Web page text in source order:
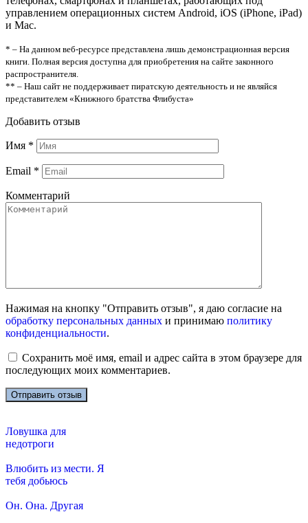
управлением операционных систем Android, iOS (iPhone, iPad)
и Mac.
* – На данном веб-ресурсе представлена лишь демонстрационная версия
книги. Полная версия доступна для приобретения на сайте законного
распространителя.
** – Наш сайт не поддерживает пиратскую деятельность и не являйся
представителем «Книжного братства Флибуста»
Добавить отзыв
Имя *
Email *
Комментарий
Нажимая на кнопку "Отправить отзыв", я даю согласие на
обработку персональных данных и принимаю политику
конфиденциальности.
Сохранить моё имя, email и адрес сайта в этом браузере для
последующих моих комментариев.
Ловушка для
недотроги
Влюбить из мести. Я
тебя добьюсь
Он. Она. Другая